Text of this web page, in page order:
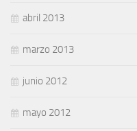
abril 2013
marzo 2013
junio 2012
mayo 2012